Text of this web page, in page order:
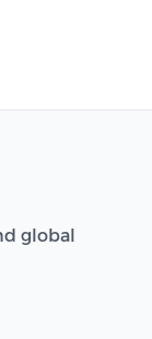
global